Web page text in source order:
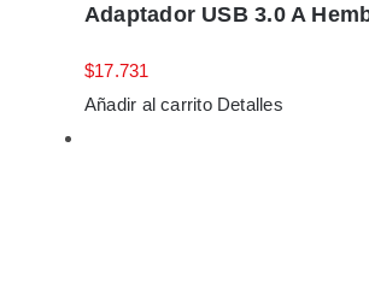
Adaptador USB 3.0 A
$17.731
Añadir al carrito Detalles